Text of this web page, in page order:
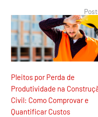
Pleitos por Perda de
Produtividade na
Civil: Como Comprovar e
Quantificar Custos